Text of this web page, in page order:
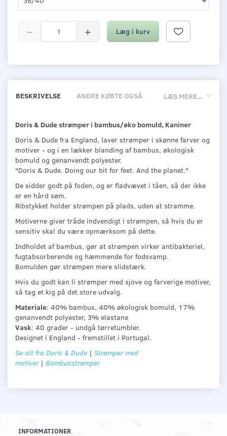
Læg i kurv
LÆS MERE...
BESKRIVELSE ANDRE KØBTE OGSÅ
Doris & Dude strømper i bambus/øko bomuld, Kaniner
Doris & Dude fra England, laver strømper i skønne farver og
motiver - og i en lækker blanding af bambus, økologisk
bomuld og genanvendt polyester.
"Doris & Dude. Doing our bit for feet. And the planet."
De sidder godt på foden, og er fladvævet i tåen, så der ikke
er en hård søm.
Ribstykket holder strømpen på plads, uden at stramme.
Motiverne giver tråde indvendigt i strømpen, så hvis du er
sensitiv skal du være opmærksom på dette.
Indholdet af bambus, gør at strømpen virker antibakteriel,
fugtabsorberende og hæmmende for fodsvamp.
Bomulden gør strømpen mere slidstærk.
Hvis du godt kan li strømper med sjove og farverige motiver,
så tag et kig på det store udvalg.
Materiale: 40% bambus, 40% økologisk bomuld, 17%
genanvendt polyester, 3% elastane
Vask: 40 grader - undgå tørretumbler.
Designet i England - fremstillet i Portugal.
Se alt fra Doris & Dude | Strømper med
motiver| Bambusstrømper
INFORMATIONER